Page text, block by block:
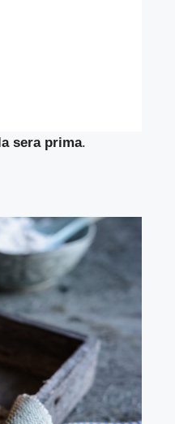
sera prima.